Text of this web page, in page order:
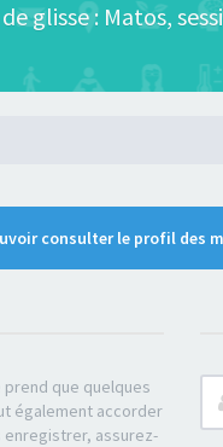
glisse : Matos,
consulter le profil des
que quelques
également accorder
enregistrer, assurez-